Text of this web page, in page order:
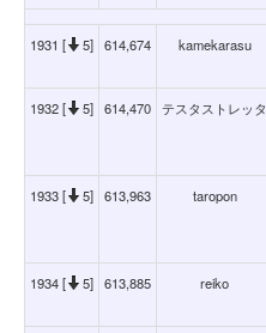
1931 [ 5] 614,674 kamekarasu
1932 [ 5] 614,470 テスタストレッタ
1933 [ 5] 613,963 taropon
1934 [ 5] 613,885 reiko